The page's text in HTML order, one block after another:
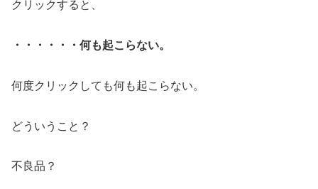
クリックすると、
・・・・・・何も起こらない。
何度クリックしても何も起こらない。
どういうこと？
不良品？